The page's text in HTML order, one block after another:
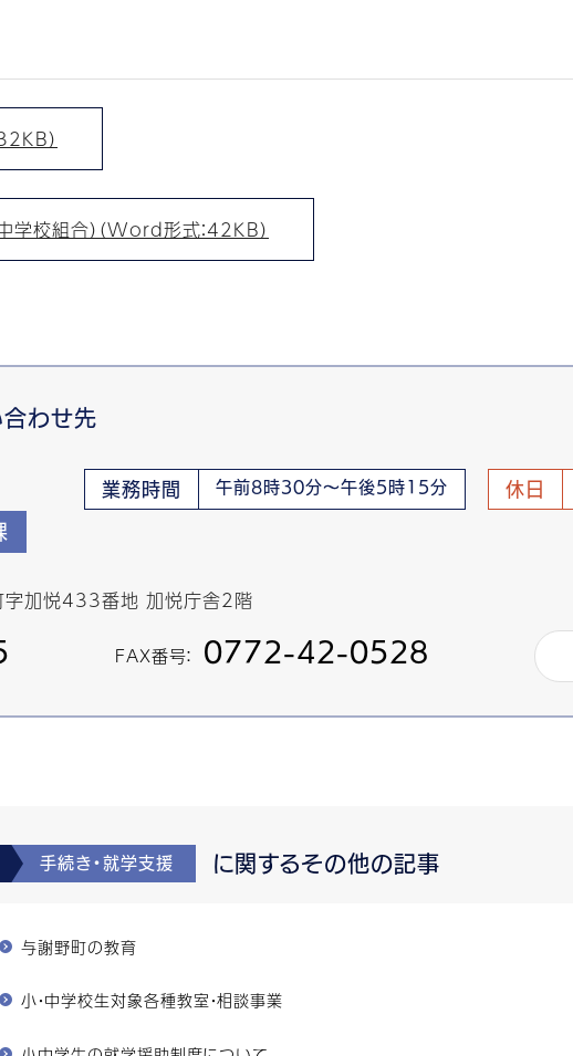
）
校組合）（Word形式：42KB）
合わせ先
業務時間 午前8時30分～午後5時15分 休日
加悦433番地 加悦庁舎2階
FAX番号： 0772-42-0528
手続き・就学支援 に関するその他の記事
与謝野町の教育
小・中学校生対象各種教室・相談事業